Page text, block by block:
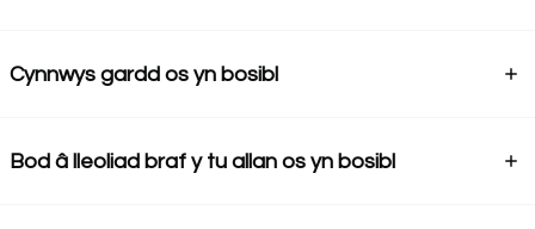
Cynnwys gardd os yn bosibl
Bod â lleoliad braf y tu allan os yn bosibl